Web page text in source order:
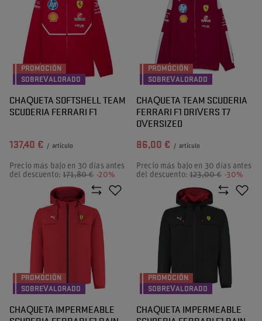
PROMOCIÓN
SOBREVALORADO
CHAQUETA SOFTSHELL TEAM
SCUDERIA FERRARI F1
137,40 € / artículo
Precio más bajo en 30 días antes
del descuento:171,80 € -20%
PROMOCIÓN
SOBREVALORADO
CHAQUETA TEAM SCUDERIA
FERRARI F1 DRIVERS T7
OVERSIZED
86,00 € / artículo
Precio más bajo en 30 días antes
del descuento:123,00 € -30%
PROMOCIÓN
SOBREVALORADO
CHAQUETA IMPERMEABLE
PROMOCIÓN
SOBREVALORADO
CHAQUETA IMPERMEABLE